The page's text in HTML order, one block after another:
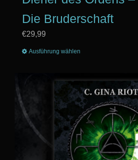
Die Bruderschaft
€29,99
Ausführung wählen
mehrere
Varianten
auf.
Die
Optionen
können
auf